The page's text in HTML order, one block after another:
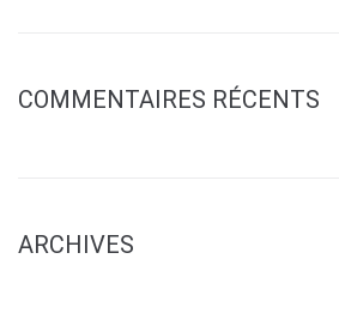
COMMENTAIRES RÉCENTS
ARCHIVES